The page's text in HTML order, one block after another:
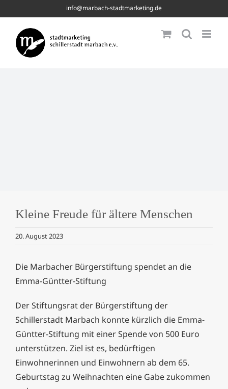
to
content
info@marbach-stadtmarketing.de
Kleine Freude für ältere Menschen
20. August 2023
Die Marbacher Bürgerstiftung spendet an die
Emma-Güntter-Stiftung
Der Stiftungsrat der Bürgerstiftung der
Schillerstadt Marbach konnte kürzlich die Emma-
Güntter-Stiftung mit einer Spende von 500 Euro
unterstützen. Ziel ist es, bedürftigen
Einwohnerinnen und Einwohnern ab dem 65.
Geburtstag zu Weihnachten eine Gabe zukommen